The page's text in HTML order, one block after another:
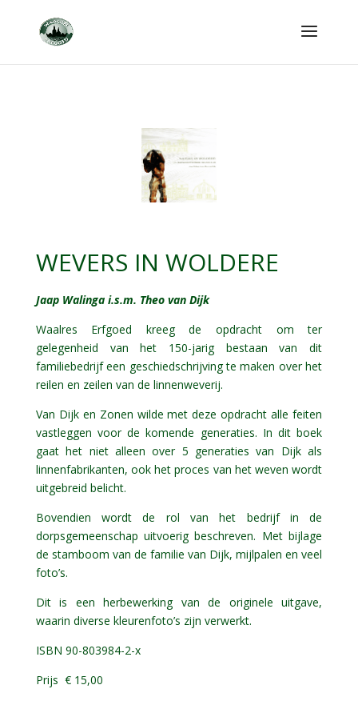
WEVERS IN WOLDERE
Jaap Walinga i.s.m. Theo van Dijk
Waalres Erfgoed kreeg de opdracht om ter
gelegenheid van het 150-jarig bestaan van dit
familiebedrijf een geschiedschrijving te maken over het
reilen en zeilen van de linnenweverij.
Van Dijk en Zonen wilde met deze opdracht alle feiten
vastleggen voor de komende generaties. In dit boek
gaat het niet alleen over 5 generaties van Dijk als
linnenfabrikanten, ook het proces van het weven wordt
uitgebreid belicht.
Bovendien wordt de rol van het bedrijf in de
dorpsgemeenschap uitvoerig beschreven. Met bijlage
de stamboom van de familie van Dijk, mijlpalen en veel
foto’s.
Dit is een herbewerking van de originele uitgave,
waarin diverse kleurenfoto’s zijn verwerkt.
ISBN 90-803984-2-x
Prijs € 15,00